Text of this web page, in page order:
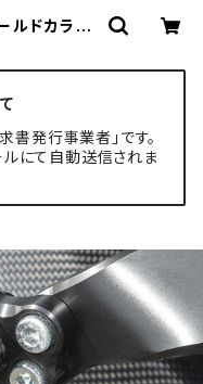
ルドカラー
ト専門店
書発行事業者」です。
にて自動送信されま